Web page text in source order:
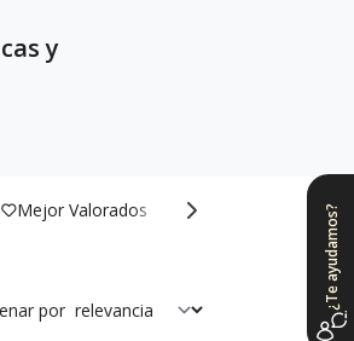
y
Mejor Valorados
por ¿Te ayudamos?